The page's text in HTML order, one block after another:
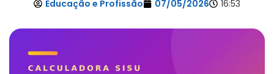
Educação e Profissão 07/05/2026 16:53